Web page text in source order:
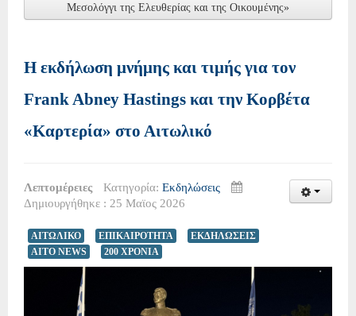
Μεσολόγγι της Ελευθερίας και της Οικουμένης»
Η εκδήλωση μνήμης και τιμής για τον
Frank Abney Hastings και την Κορβέτα
«Καρτερία» στο Αιτωλικό
Λεπτομέρειες Κατηγορία: Εκδηλώσεις
Δημιουργήθηκε : 25 Μαϊος 2026
ΑΙΤΩΛΙΚΟ ΕΠΙΚΑΙΡΟΤΗΤΑ
ΕΚΔΗΛΩΣΕΙΣ
AITO NEWS
200 ΧΡΟΝΙΑ